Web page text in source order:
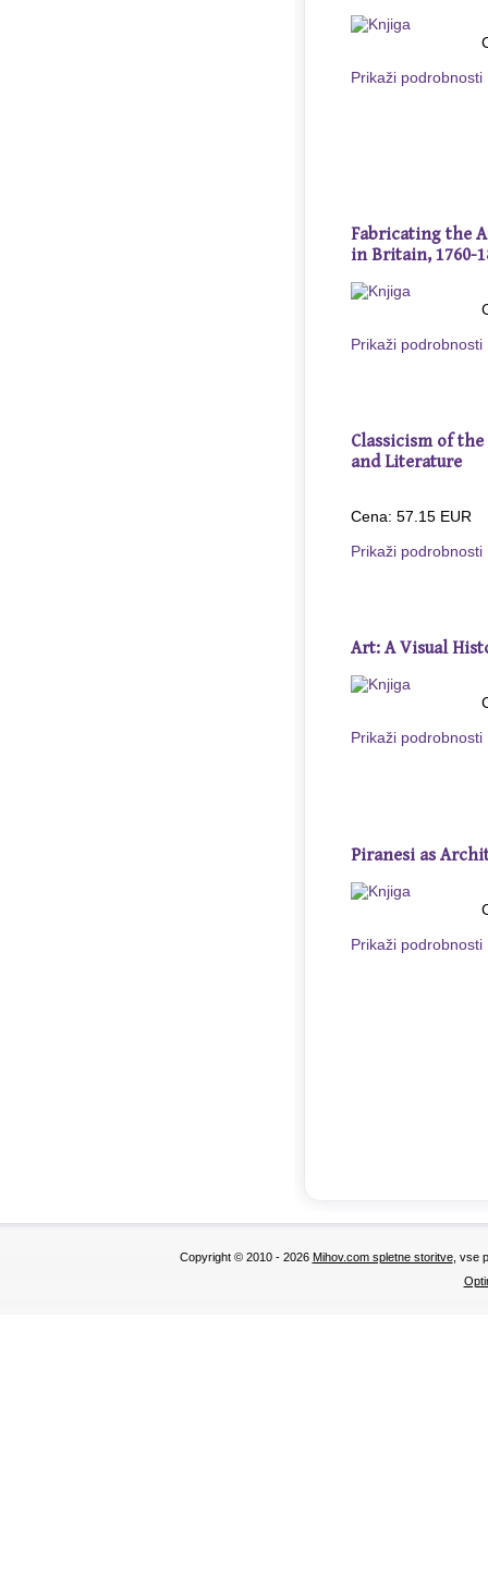
Prikaži podrobnosti
Fabricating the
in Britain, 1760-
Prikaži podrobnosti
Classicism of
and Literature
Cena: 57.15 EUR
Prikaži podrobnosti
Art: A Visual
Prikaži podrobnosti
Piranesi as
Prikaži podrobnosti
Copyright © 2010 - 2026 Mihov.com spletne storitve, vse